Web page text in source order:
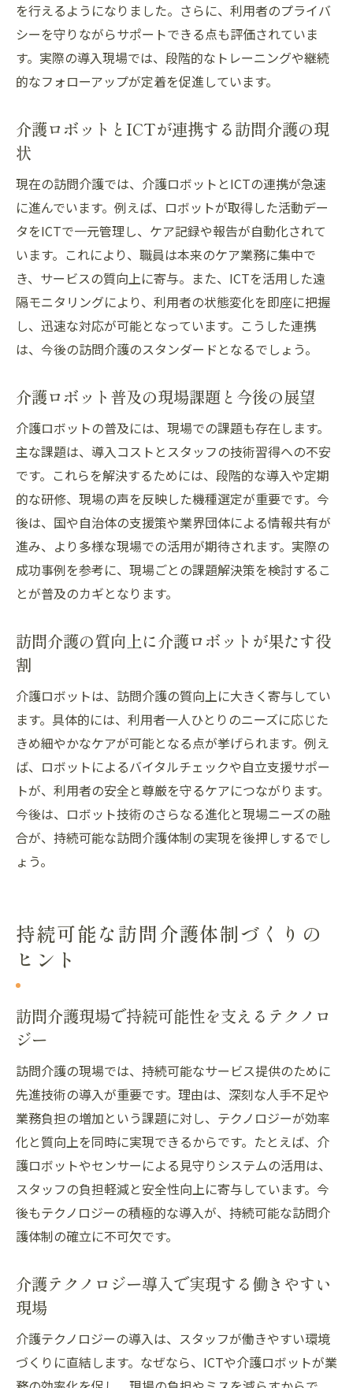
を行えるようになりました。さらに、利用者のプライバ
シーを守りながらサポートできる点も評価されていま
す。実際の導入現場では、段階的なトレーニングや継続
的なフォローアップが定着を促進しています。
介護ロボットとICTが連携する訪問介護の現
状
現在の訪問介護では、介護ロボットとICTの連携が急速
に進んでいます。例えば、ロボットが取得した活動デー
タをICTで一元管理し、ケア記録や報告が自動化されて
います。これにより、職員は本来のケア業務に集中で
き、サービスの質向上に寄与。また、ICTを活用した遠
隔モニタリングにより、利用者の状態変化を即座に把握
し、迅速な対応が可能となっています。こうした連携
は、今後の訪問介護のスタンダードとなるでしょう。
介護ロボット普及の現場課題と今後の展望
介護ロボットの普及には、現場での課題も存在します。
主な課題は、導入コストとスタッフの技術習得への不安
です。これらを解決するためには、段階的な導入や定期
的な研修、現場の声を反映した機種選定が重要です。今
後は、国や自治体の支援策や業界団体による情報共有が
進み、より多様な現場での活用が期待されます。実際の
成功事例を参考に、現場ごとの課題解決策を検討するこ
とが普及のカギとなります。
訪問介護の質向上に介護ロボットが果たす役
割
介護ロボットは、訪問介護の質向上に大きく寄与してい
ます。具体的には、利用者一人ひとりのニーズに応じた
きめ細やかなケアが可能となる点が挙げられます。例え
ば、ロボットによるバイタルチェックや自立支援サポー
トが、利用者の安全と尊厳を守るケアにつながります。
今後は、ロボット技術のさらなる進化と現場ニーズの融
合が、持続可能な訪問介護体制の実現を後押しするでし
ょう。
持続可能な訪問介護体制づくりの
ヒント
訪問介護現場で持続可能性を支えるテクノロ
ジー
訪問介護の現場では、持続可能なサービス提供のために
先進技術の導入が重要です。理由は、深刻な人手不足や
業務負担の増加という課題に対し、テクノロジーが効率
化と質向上を同時に実現できるからです。たとえば、介
護ロボットやセンサーによる見守りシステムの活用は、
スタッフの負担軽減と安全性向上に寄与しています。今
後もテクノロジーの積極的な導入が、持続可能な訪問介
護体制の確立に不可欠です。
介護テクノロジー導入で実現する働きやすい
現場
介護テクノロジーの導入は、スタッフが働きやすい環境
づくりに直結します。なぜなら、ICTや介護ロボットが業